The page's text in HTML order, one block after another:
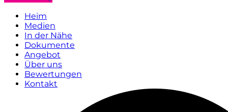
Heim
Medien
In der Nähe
Dokumente
Angebot
Über uns
Bewertungen
Kontakt